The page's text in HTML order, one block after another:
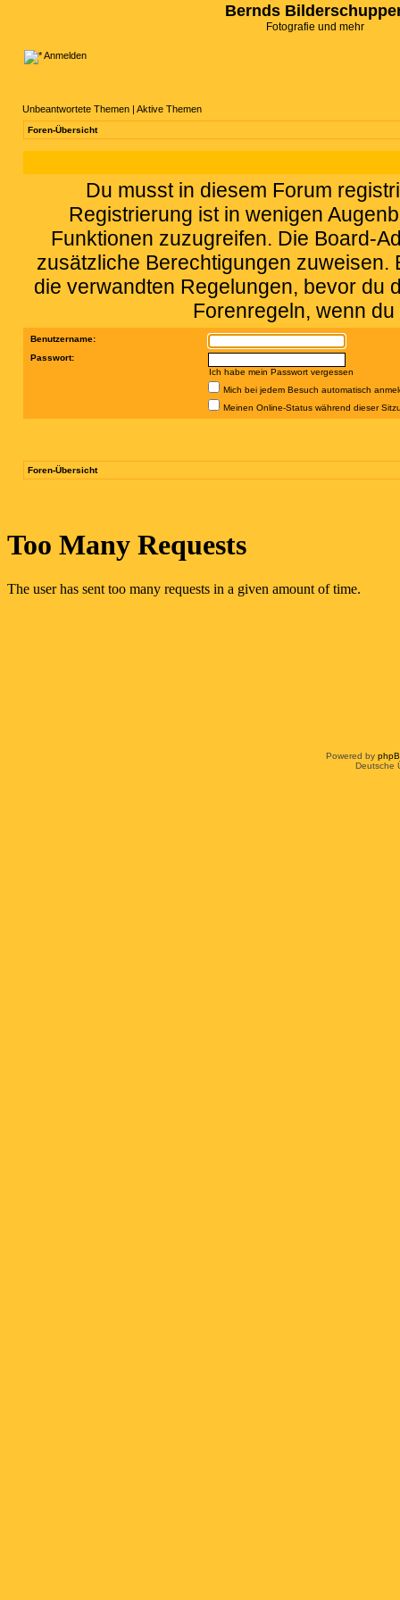
Bernds
Fotografie und mehr
Anmelden
Unbeantwortete Themen | Aktive Themen
Foren-Übersicht
Du musst in diesem Forum
Registrierung ist in wenigen
Funktionen zuzugreifen. Die Board-
zusätzliche Berechtigungen
die verwandten Regelungen, bevor du
Forenregeln, wenn
Benutzername:
Passwort:
Ich habe mein Passwort vergessen
Mich bei jedem Besuch automatisch
Meinen Online-Status während dieser
Foren-Übersicht
Powered by
Deutsche